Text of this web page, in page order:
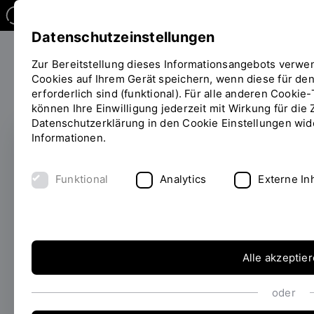
Sie
befinden
sich
auf
Seite
"Detailansicht-
Forschen
Data Science in der
Blickbewegungen
Datenschutzeinstellungen
Zur Bereitstellung dieses Informationsangebots
Cookies auf Ihrem Gerät speichern, wenn diese für
erforderlich sind (funktional). Für alle anderen
können Ihre Einwilligung jederzeit mit Wirkung für
Datenschutzerklärung in den Cookie Einstellungen
Informationen.
Funktional Analytics Externe
Alle
oder